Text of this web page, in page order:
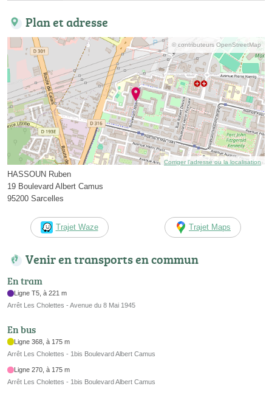
Plan et adresse
© contributeurs OpenStreetMap
Corriger l’adresse ou la localisation
HASSOUN Ruben
19 Boulevard Albert Camus
95200 Sarcelles
Trajet Waze Trajet Maps
Venir en transports en commun
En tram
Ligne T5, à 221 m
Arrêt Les Cholettes - Avenue du 8 Mai 1945
En bus
Ligne 368, à 175 m
Arrêt Les Cholettes - 1bis Boulevard Albert Camus
Ligne 270, à 175 m
Arrêt Les Cholettes - 1bis Boulevard Albert Camus